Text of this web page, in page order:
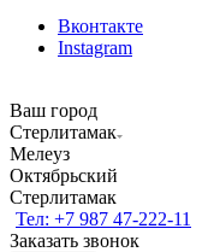
Вконтакте
Instagram
Ваш город
Стерлитамак
Мелеуз
Октябрьский
Стерлитамак
Тел: +7 987 47-222-11
Заказать звонок